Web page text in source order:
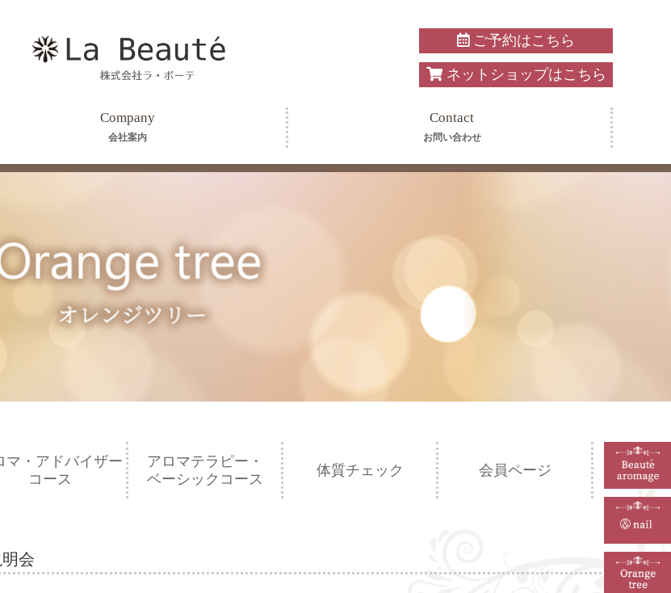
ご予約はこちら
ネットショップはこちら
Company
会社案内
Contact
お問い合わせ
マ・アドバイザー
コース
アロマテラピー・
ベーシックコース
体質チェック 会員ページ
会